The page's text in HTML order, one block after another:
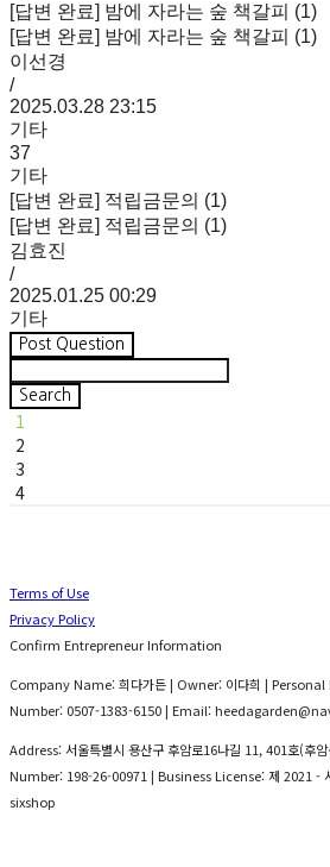
[답변 완료] 밤에 자라는 숲 책갈피 (1)
[답변 완료] 밤에 자라는 숲 책갈피 (1)
이선경
/
2025.03.28 23:15
기타
37
기타
[답변 완료] 적립금문의 (1)
[답변 완료] 적립금문의 (1)
김효진
/
2025.01.25 00:29
기타
Post Question
Search
1
2
3
4
Terms of Use
Privacy Policy
Confirm Entrepreneur Information
Company Name: 희다가든 | Owner: 이다희 |
Number: 0507-1383-6150 | Email:
Address: 서울특별시 용산구 후암로16나길 11, 401호(후
Number: 198-26-00971 | Business License:제 2021 -
sixshop